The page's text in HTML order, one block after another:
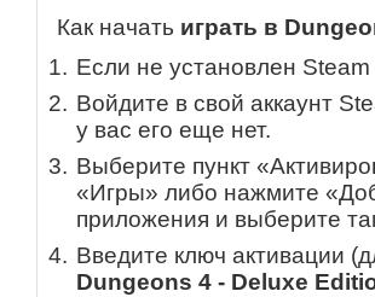
Как начать играть в
Если не установлен
Войдите в свой аккаунт
у вас его еще нет.
Выберите пункт
«Игры» либо нажмите
приложения и выберите
Введите ключ активации
Dungeons 4 - Deluxe